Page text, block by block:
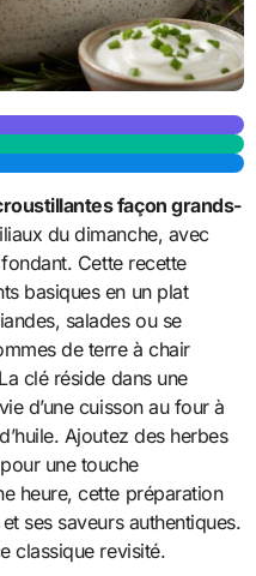
façon grands-
du dimanche, avec
Cette recette
basiques en un plat
salades ou se
de terre à chair
clé réside dans une
d’une cuisson au four à
Ajoutez des herbes
une touche
heure, cette préparation
ses saveurs authentiques.
classique revisité.